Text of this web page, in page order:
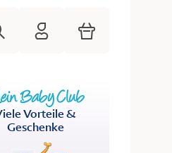
HiPP Mein Babyclub
Warenkorb
Vorteile &
Geschenke